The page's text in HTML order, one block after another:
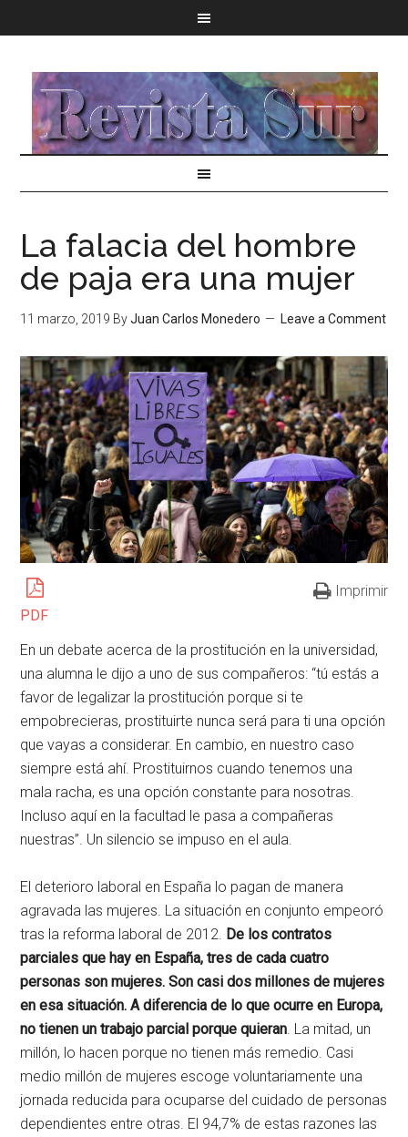
La falacia del hombre
de paja era una mujer
11 marzo, 2019 ByJuan Carlos Monedero Leave a Comment
PDF
Imprimir
En un debate acerca de la prostitución en la universidad,
una alumna le dijo a uno de sus compañeros: “tú estás a
favor de legalizar la prostitución porque si te
empobrecieras, prostituirte nunca será para ti una opción
que vayas a considerar. En cambio, en nuestro caso
siempre está ahí. Prostituirnos cuando tenemos una
mala racha, es una opción constante para nosotras.
Incluso aquí en la facultad le pasa a compañeras
nuestras”. Un silencio se impuso en el aula.
El deterioro laboral en España lo pagan de manera
agravada las mujeres. La situación en conjunto empeoró
tras la reforma laboral de 2012. De los contratos
parciales que hay en España, tres de cada cuatro
personas son mujeres. Son casi dos millones de mujeres
en esa situación. A diferencia de lo que ocurre en Europa,
no tienen un trabajo parcial porque quieran . La mitad, un
millón, lo hacen porque no tienen más remedio. Casi
medio millón de mujeres escoge voluntariamente una
jornada reducida para ocuparse del cuidado de personas
dependientes entre otras. El 94,7% de estas razones las